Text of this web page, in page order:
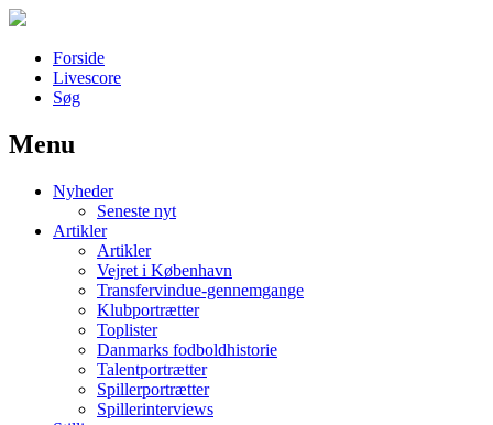
Forside
Livescore
Søg
Наши партнеры
лучшие займы
Menu
Nyheder
Seneste nyt
Artikler
Artikler
Vejret i København
Transfervindue-gennemgange
Klubportrætter
Toplister
Danmarks fodboldhistorie
Talentportrætter
Spillerportrætter
Spillerinterviews